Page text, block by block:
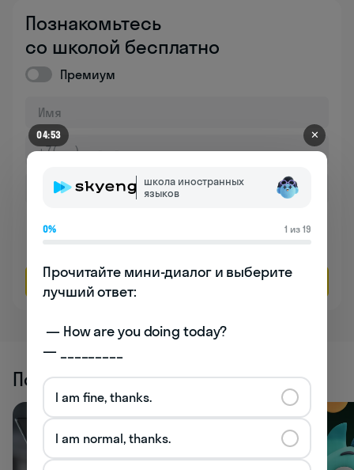
Познакомьтесь
со школой бесплатно
Премиум
Оставить заявку
Похожие статьи
04:53 ✕
школа иностранных
языков
0% 1 из 19
Прочитайте мини-диалог и выберите
лучший ответ:
— _________
I am fine, thanks.
I am normal, thanks.